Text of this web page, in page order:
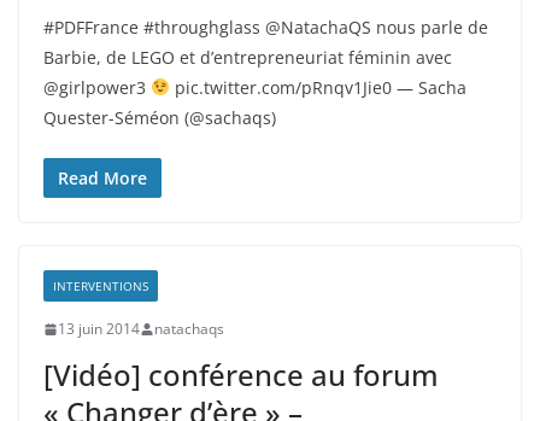
#PDFFrance #throughglass @NatachaQS nous parle de
Barbie, de LEGO et d’entrepreneuriat féminin avec
@girlpower3
pic.twitter.com/pRnqv1Jie0 — Sacha
Quester-Séméon (@sachaqs)
Read More
INTERVENTIONS
13 juin 2014 natachaqs
[Vidéo] conférence au forum
« Changer d’ère » –